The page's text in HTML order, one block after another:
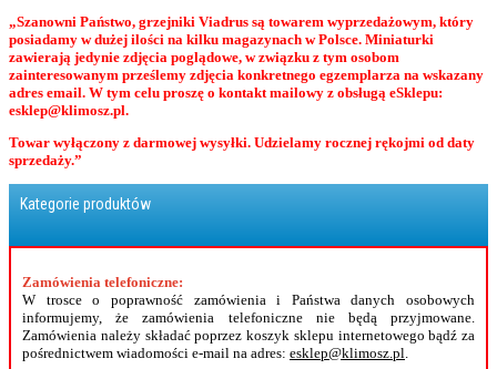
„Szanowni Państwo, grzejniki Viadrus są towarem wyprzedażowym, który
posiadamy w dużej ilości na kilku magazynach w Polsce. Miniaturki
zawierają jedynie zdjęcia poglądowe, w związku z tym osobom
zainteresowanym prześlemy zdjęcia konkretnego egzemplarza na wskazany
adres email. W tym celu proszę o kontakt mailowy z obsługą eSklepu:
esklep@klimosz.pl.
Towar wyłączony z darmowej wysyłki. Udzielamy rocznej rękojmi od daty
sprzedaży.”
Kategorie produktów
Zamówienia telefoniczne:
W trosce o poprawność zamówienia i Państwa danych osobowych
informujemy, że zamówienia telefoniczne nie będą przyjmowane.
Zamówienia należy składać poprzez koszyk sklepu internetowego bądź za
pośrednictwem wiadomości e-mail na adres: esklep@klimosz.pl.